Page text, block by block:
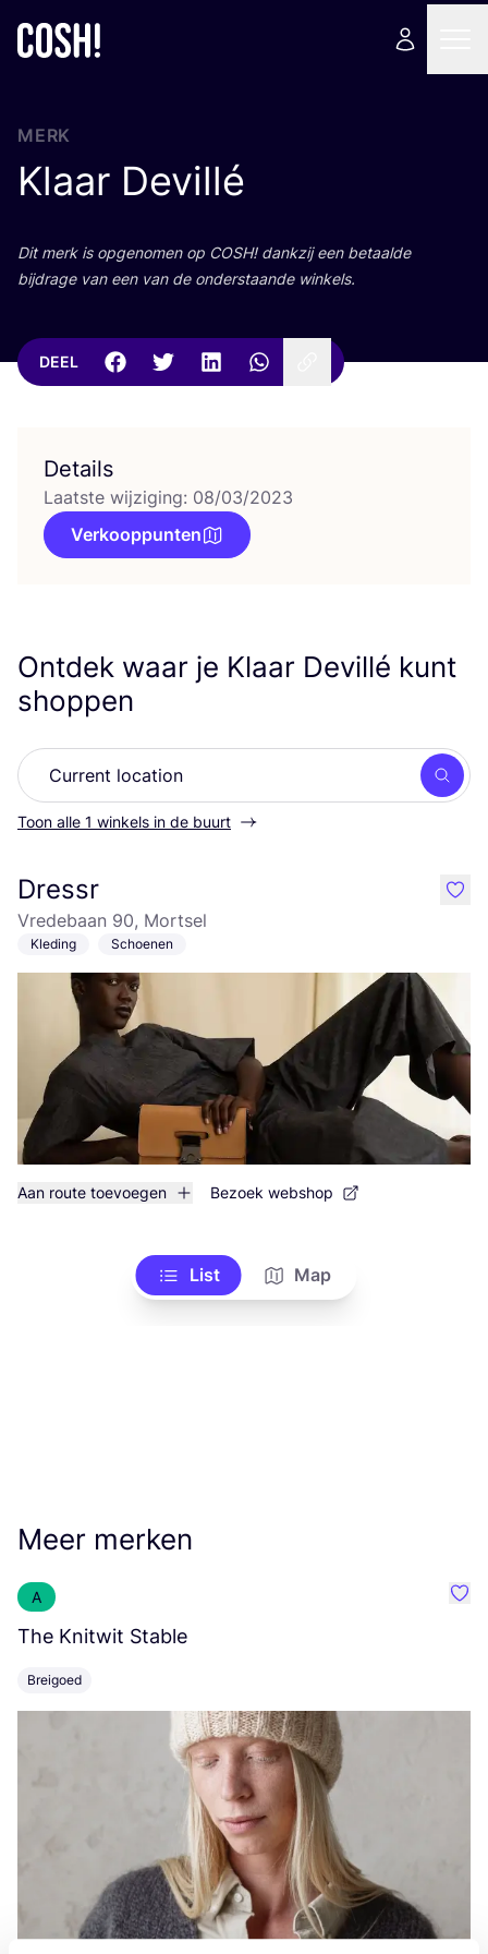
MERK
Klaar Devillé
Dit merk is opge­no­men op COSH! dank­zij een betaal­de
bij­dra­ge van een van de onder­staan­de winkels.
DEEL
Details
Laatste wijziging: 08/03/2023
Verkooppunten
Ontdek waar je Klaar Devillé kunt
shoppen
Zoek
Toon alle 1 winkels in de buurt
Dressr
Vredebaan 90, Mortsel
Kleding Schoenen
Aan route toevoegen Bezoek webshop
like
List Map
Meer merken
A
The Knitwit Stable
Breigoed